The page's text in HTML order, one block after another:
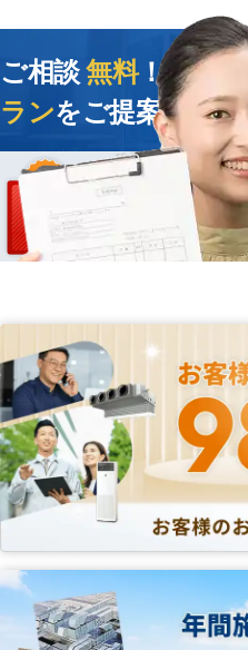
ご相談無料！今すぐ
ランをご提案します